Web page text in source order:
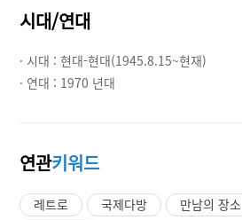
시대/연대
· 시대 :현대-현대(1945.8.15~현재)
· 연대 : 1970 년대
연관키워드
레트로 국제다방 만남의 장소